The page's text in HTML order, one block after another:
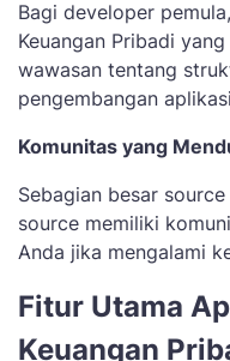
Bagi developer
Keuangan Pribadi
wawasan tentang
pengembangan
Komunitas yang
Sebagian besar
source memiliki
Anda jika mengalami
Fitur Utama
Keuangan